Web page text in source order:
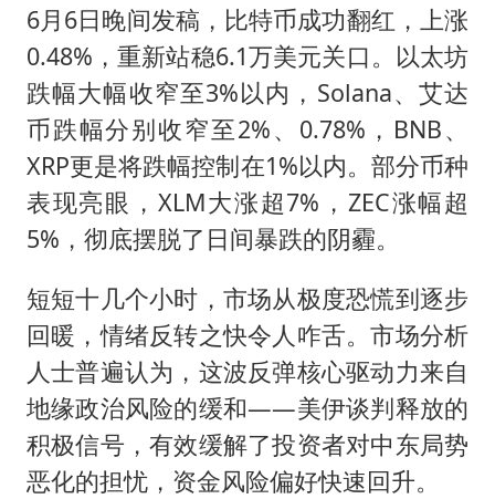
6月6日晚间发稿，比特币成功翻红，上涨
0.48%，重新站稳6.1万美元关口。以太坊
跌幅大幅收窄至3%以内，Solana、艾达
币跌幅分别收窄至2%、0.78%，BNB、
XRP更是将跌幅控制在1%以内。部分币种
表现亮眼，XLM大涨超7%，ZEC涨幅超
5%，彻底摆脱了日间暴跌的阴霾。
短短十几个小时，市场从极度恐慌到逐步
回暖，情绪反转之快令人咋舌。市场分析
人士普遍认为，这波反弹核心驱动力来自
地缘政治风险的缓和——美伊谈判释放的
积极信号，有效缓解了投资者对中东局势
恶化的担忧，资金风险偏好快速回升。